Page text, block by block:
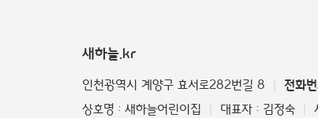
새하늘.kr
인천광역시 계양구 효서로282번길 8 전화
상호명 : 새하늘어린이집
대표자 : 김정숙